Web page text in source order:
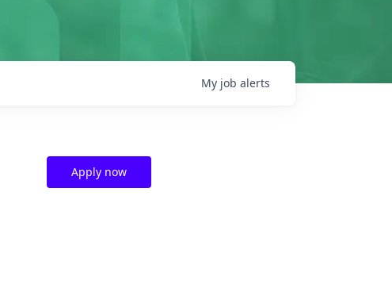
My job alerts
Apply now